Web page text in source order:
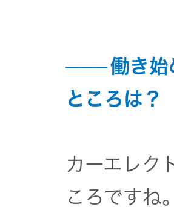
働き
ところは？
カーエレク
ころですね